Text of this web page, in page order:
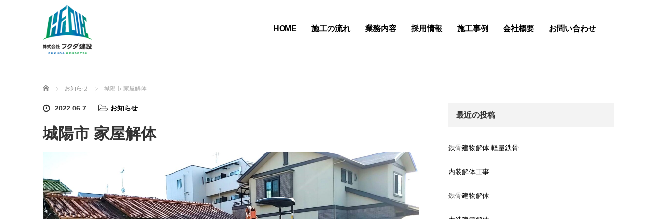
HOME 施工の流れ 業務内容 採用情報 施工事例 会社概要 お問い合わせ
ホーム お知らせ 城陽市 家屋解体
2022.06.7 お知らせ
城陽市 家屋解体
最近の投稿
鉄骨建物解体 軽量鉄骨
内装解体工事
鉄骨建物解体